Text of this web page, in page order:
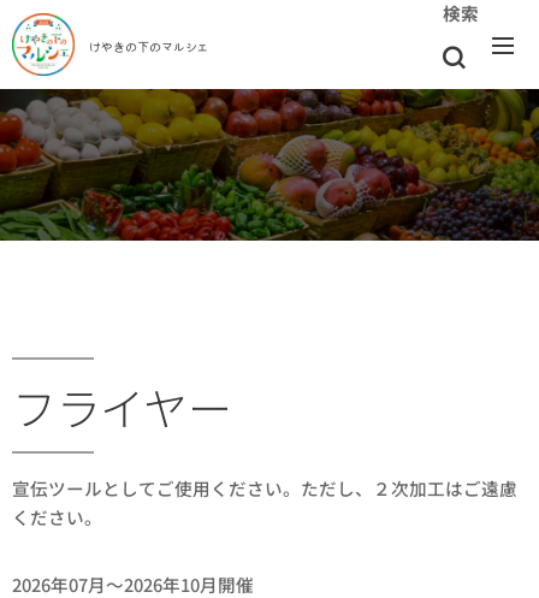
けやきの下のマルシェ
検索
フライヤー
宣伝ツールとしてご使用ください。ただし、２次加工はご遠慮
ください。
2026年07月〜2026年10月開催